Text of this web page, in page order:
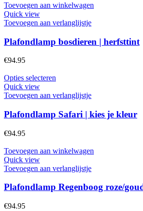
Toevoegen aan winkelwagen
Quick view
Toevoegen aan verlanglijstje
Plafondlamp bosdieren | herfsttint
€94.95
Opties selecteren
heeft
variaties.
Deze
gekozen
worden
op
de
productpagina
Quick view
Toevoegen aan verlanglijstje
Plafondlamp Safari | kies je kleur
€94.95
Toevoegen aan winkelwagen
Quick view
Toevoegen aan verlanglijstje
Plafondlamp Regenboog roze/
€94.95